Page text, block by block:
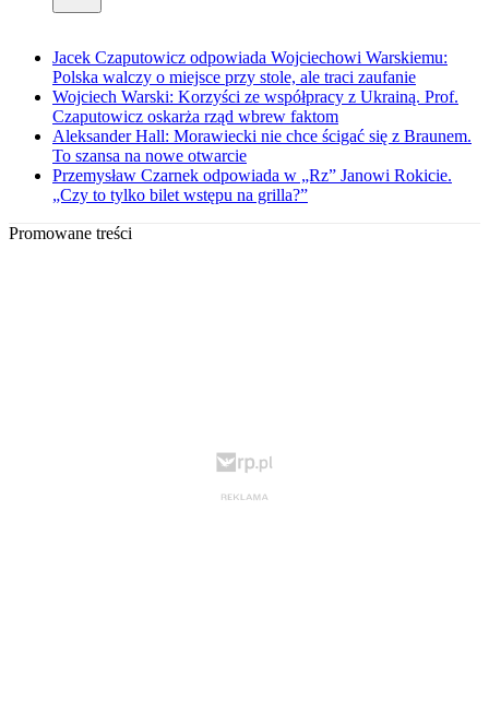
Jacek Czaputowicz odpowiada Wojciechowi Warskiemu:
Polska walczy o miejsce przy stole, ale traci zaufanie
Wojciech Warski: Korzyści ze współpracy z Ukrainą. Prof.
Czaputowicz oskarża rząd wbrew faktom
Aleksander Hall: Morawiecki nie chce ścigać się z Braunem.
To szansa na nowe otwarcie
Przemysław Czarnek odpowiada w „Rz” Janowi Rokicie.
„Czy to tylko bilet wstępu na grilla?”
Promowane treści